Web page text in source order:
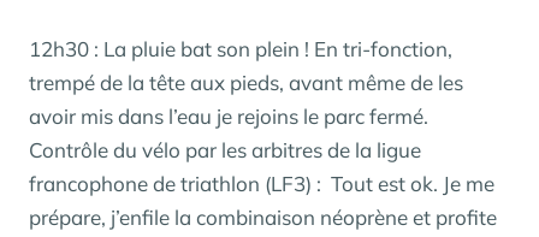
12h30 : La pluie bat son plein ! En tri-fonction,
trempé de la tête aux pieds, avant même de les
avoir mis dans l’eau je rejoins le parc fermé.
Contrôle du vélo par les arbitres de la ligue
francophone de triathlon (LF3) : Tout est ok. Je me
prépare, j’enfile la combinaison néoprène et profite